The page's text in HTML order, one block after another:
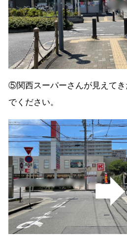
⑤関西スーパーさんが見えて
でください。